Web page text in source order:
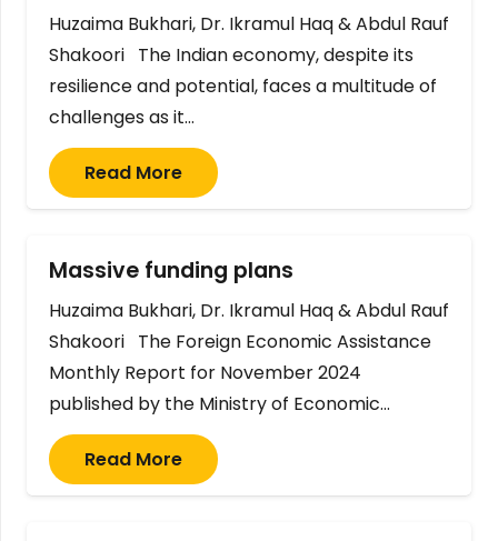
Huzaima Bukhari, Dr. Ikramul Haq & Abdul Rauf
Shakoori The Indian economy, despite its
resilience and potential, faces a multitude of
challenges as it…
Read More
Massive funding plans
Huzaima Bukhari, Dr. Ikramul Haq & Abdul Rauf
Shakoori The Foreign Economic Assistance
Monthly Report for November 2024
published by the Ministry of Economic…
Read More